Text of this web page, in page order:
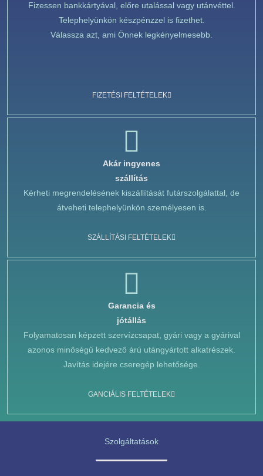
Fizessen bankkártyával, előre utalással vagy utánvéttel.
Telephelyünkön készpénzzel is fizethet.
Válassza azt, ami Önnek legkényelmesebb.
FIZETÉSI FELTÉTELEK
Akár ingyenes
szállítás
Kérheti megrendelésének kiszállítását futárszolgálattal, de
átveheti telephelyünkön személyesen is.
SZÁLLÍTÁSI FELTÉTELEK
Garancia és
jótállás
Folyamatosan képzett szervízcsapat, gyári vagy a gyárival
azonos minőségű kedvező árú utángyártott alkatrészek.
Javítás idejére cseregép lehetősége.
GANCIÁLIS FELTÉTELEK
Szolgáltatások